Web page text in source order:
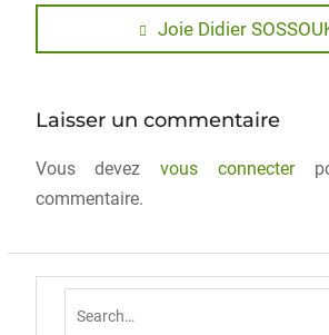
o
k
o
l
g
Joie Didier
Laisser un commentaire
Vous devezvous connecter
commentaire.